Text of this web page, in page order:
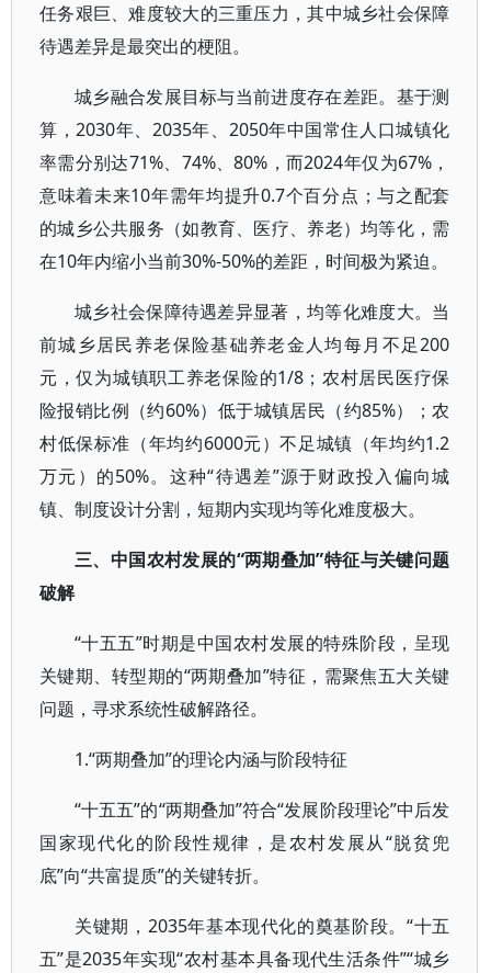
任务艰巨、难度较大的三重压力，其中城乡社会保障
待遇差异是最突出的梗阻。
城乡融合发展目标与当前进度存在差距。基于测
算，2030年、2035年、2050年中国常住人口城镇化
率需分别达71%、74%、80%，而2024年仅为67%，
意味着未来10年需年均提升0.7个百分点；与之配套
的城乡公共服务（如教育、医疗、养老）均等化，需
在10年内缩小当前30%-50%的差距，时间极为紧迫。
城乡社会保障待遇差异显著，均等化难度大。当
前城乡居民养老保险基础养老金人均每月不足200
元，仅为城镇职工养老保险的1/8；农村居民医疗保
险报销比例（约60%）低于城镇居民（约85%）；农
村低保标准（年均约6000元）不足城镇（年均约1.2
万元）的50%。这种“待遇差”源于财政投入偏向城
镇、制度设计分割，短期内实现均等化难度极大。
三、中国农村发展的“两期叠加”特征与关键问题
破解
“十五五”时期是中国农村发展的特殊阶段，呈现
关键期、转型期的“两期叠加”特征，需聚焦五大关键
问题，寻求系统性破解路径。
1.“两期叠加”的理论内涵与阶段特征
“十五五”的“两期叠加”符合“发展阶段理论”中后发
国家现代化的阶段性规律，是农村发展从“脱贫兜
底”向“共富提质”的关键转折。
关键期，2035年基本现代化的奠基阶段。“十五
五”是2035年实现“农村基本具备现代生活条件”“城乡